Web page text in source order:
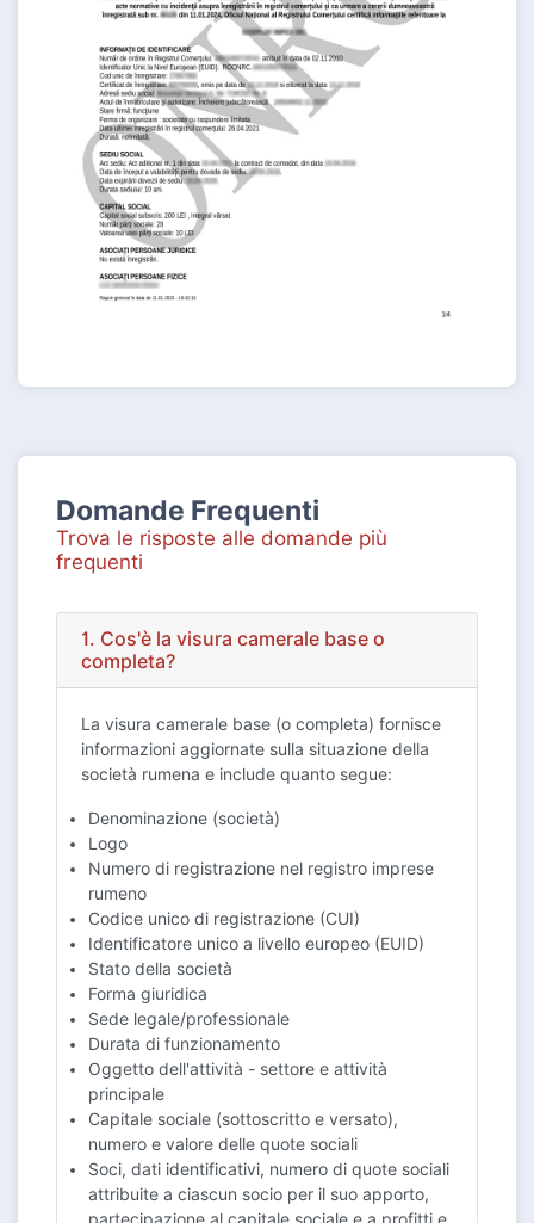
Domande Frequenti
Trova le risposte alle domande più
frequenti
1. Cos'è la visura camerale base o
completa?
La visura camerale base (o completa) fornisce
informazioni aggiornate sulla situazione della
società rumena e include quanto segue:
Denominazione (società)
Logo
Numero di registrazione nel registro imprese
rumeno
Codice unico di registrazione (CUI)
Identificatore unico a livello europeo (EUID)
Stato della società
Forma giuridica
Sede legale/professionale
Durata di funzionamento
Oggetto dell'attività - settore e attività
principale
Capitale sociale (sottoscritto e versato),
numero e valore delle quote sociali
Soci, dati identificativi, numero di quote sociali
attribuite a ciascun socio per il suo apporto,